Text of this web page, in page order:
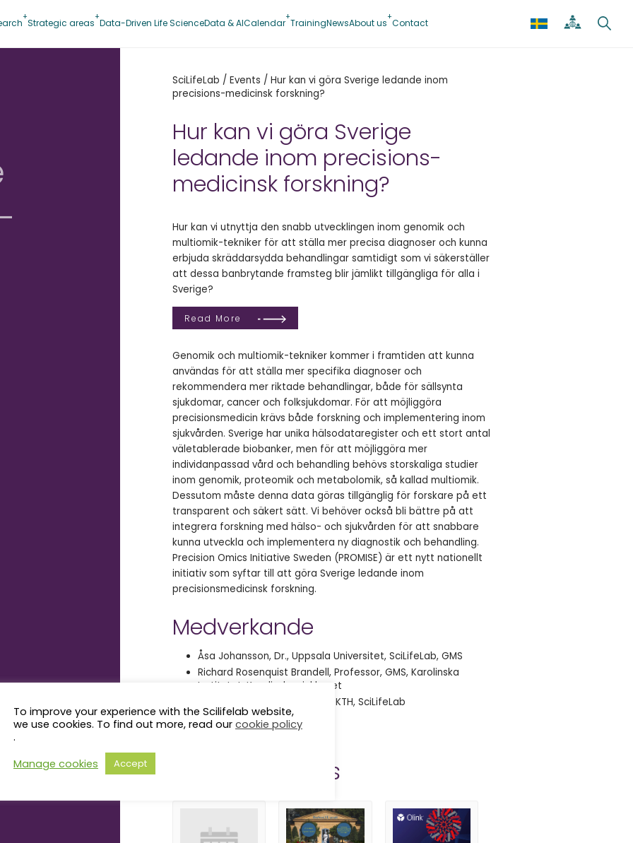
Strategic areas Data-Driven Life ScienceData & AICalendar TrainingNewsAbout us Contact
SciLifeLab / Events / Hur kan vi göra Sverige ledande inom
precisions-medicinsk forskning?
Hur kan vi göra Sverige
ledande inom precisions-
medicinsk forskning?
Hur kan vi utnyttja den snabb utvecklingen inom genomik och
multiomik-tekniker för att ställa mer precisa diagnoser och kunna
erbjuda skräddarsydda behandlingar samtidigt som vi säkerställer
att dessa banbrytande framsteg blir jämlikt tillgängliga för alla i
Sverige?
Read More
Genomik och multiomik-tekniker kommer i framtiden att kunna
användas för att ställa mer specifika diagnoser och
rekommendera mer riktade behandlingar, både för sällsynta
sjukdomar, cancer och folksjukdomar. För att möjliggöra
precisionsmedicin krävs både forskning och implementering inom
sjukvården. Sverige har unika hälsodataregister och ett stort antal
väletablerade biobanker, men för att möjliggöra mer
individanpassad vård och behandling behövs storskaliga studier
inom genomik, proteomik och metabolomik, så kallad multiomik.
Dessutom måste denna data göras tillgänglig för forskare på ett
transparent och säkert sätt. Vi behöver också bli bättre på att
integrera forskning med hälso- och sjukvården för att snabbare
kunna utveckla och implementera ny diagnostik och behandling.
Precision Omics Initiative Sweden (PROMISE) är ett nytt nationellt
initiativ som syftar till att göra Sverige ledande inom
precisionsmedicinsk forskning.
Medverkande
Åsa Johansson, Dr., Uppsala Universitet, SciLifeLab, GMS
Richard Rosenquist Brandell, Professor, GMS, Karolinska
Institutet, Karolinska sjukhuset
Tuuli Lappalainen, Professor, KTH, SciLifeLab
Related Events
To improve your experience with the Scilifelab website,
we use cookies. To find out more, read our cookie policy
.
Manage cookies
Accept